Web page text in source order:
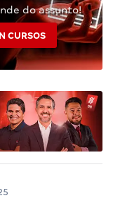
do assunto!
CURSOS